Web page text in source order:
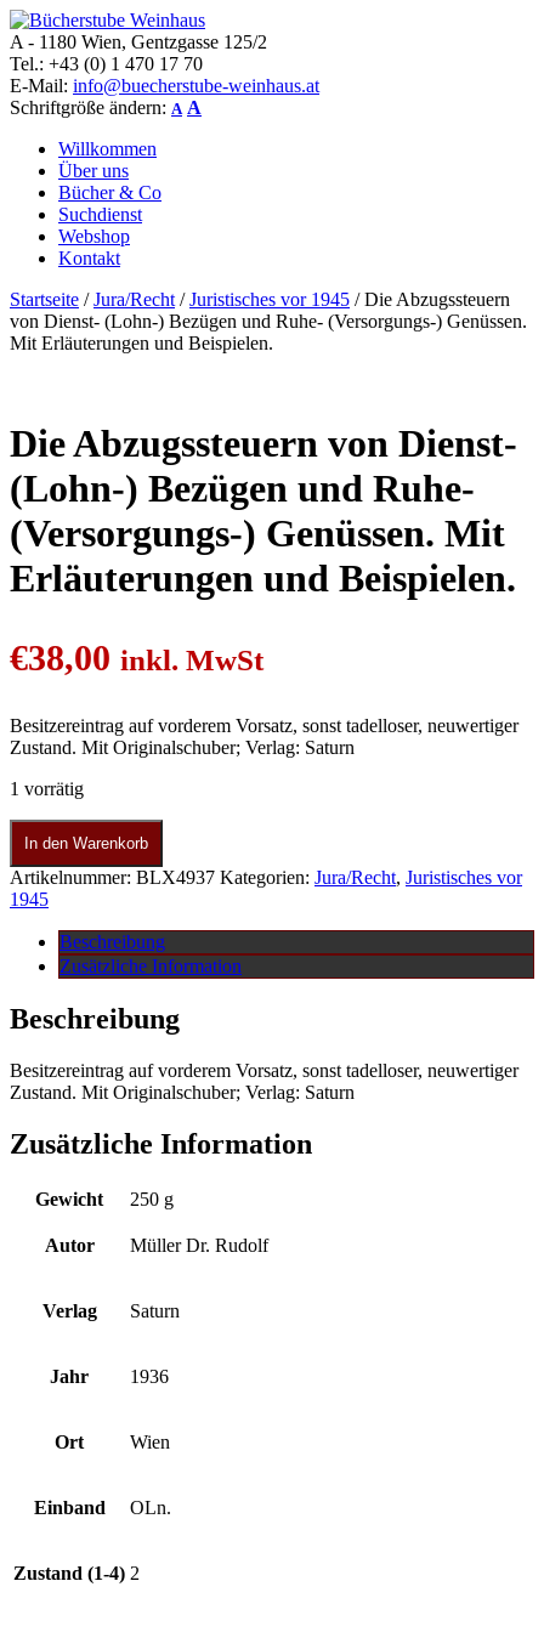
Bücherstube Weinhaus
Verkauf von seltenen antiquarischen und alten, teilweise noch
verlagsneuen Bücher.
A - 1180 Wien, Gentzgasse 125/2
Tel.: +43 (0) 1 470 17 70
E-Mail: info@buecherstube-weinhaus.at
Schriftgröße ändern: A A
Willkommen
Über uns
Bücher & Co
Suchdienst
Webshop
Kontakt
Startseite /Jura/Recht /Juristisches vor 1945 / Die Abzugssteuern
von Dienst- (Lohn-) Bezügen und Ruhe- (Versorgungs-) Genüssen.
Mit Erläuterungen und Beispielen.
Die Abzugssteuern von Dienst-
(Lohn-) Bezügen und Ruhe-
(Versorgungs-) Genüssen. Mit
Erläuterungen und Beispielen.
€38,00 inkl. MwSt
Besitzereintrag auf vorderem Vorsatz, sonst tadelloser, neuwertiger
Zustand. Mit Originalschuber; Verlag: Saturn
1 vorrätig
In den Warenkorb
Artikelnummer: BLX4937 Kategorien: Jura/Recht, Juristisches vor
1945
Beschreibung
Zusätzliche Information
Beschreibung
Besitzereintrag auf vorderem Vorsatz, sonst tadelloser, neuwertiger
Zustand. Mit Originalschuber; Verlag: Saturn
Zusätzliche Information
Gewicht 250 g
Autor Müller Dr. Rudolf
Verlag Saturn
Jahr 1936
Ort Wien
Einband OLn.
Zustand (1-4) 2